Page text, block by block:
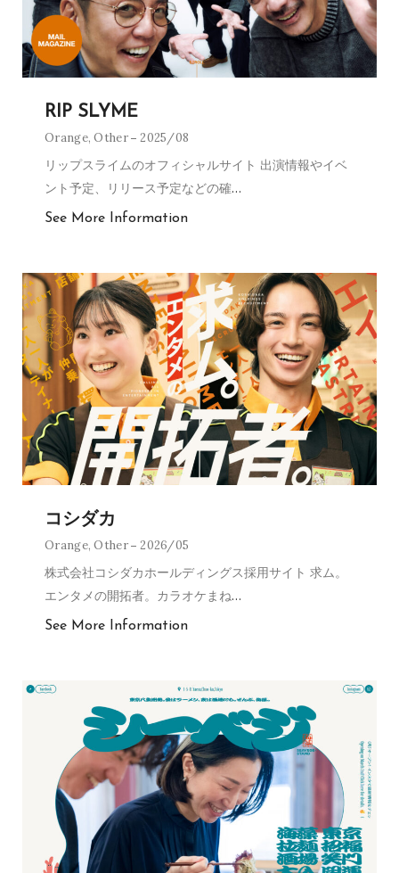
RIP SLYME
Orange,Other 2025/08
リップスライムのオフィシャルサイト 出演情報やイベ
ント予定、リリース予定などの確…
See More Information
コシダカ
Orange,Other 2026/05
株式会社コシダカホールディングス採用サイト 求ム。
エンタメの開拓者。カラオケまね…
See More Information